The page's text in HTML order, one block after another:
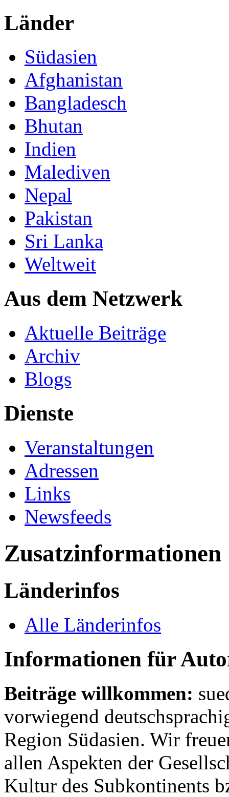
Länder
Südasien
Afghanistan
Bangladesch
Bhutan
Indien
Malediven
Nepal
Pakistan
Sri Lanka
Weltweit
Aus dem Netzwerk
Aktuelle Beiträge
Archiv
Blogs
Dienste
Veranstaltungen
Adressen
Links
Newsfeeds
Zusatzinformationen
Länderinfos
Alle Länderinfos
Informationen für
Beiträge willkommen:
vorwiegend
Region Südasien. Wir
allen Aspekten der
Kultur des Subkontinents